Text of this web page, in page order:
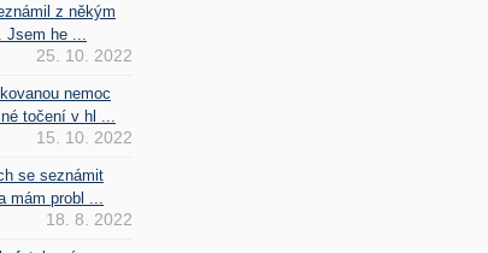
z někým
he ...
25. 10. 2022
nemoc
točení v hl ...
15. 10. 2022
se seznámit
probl ...
18. 8. 2022